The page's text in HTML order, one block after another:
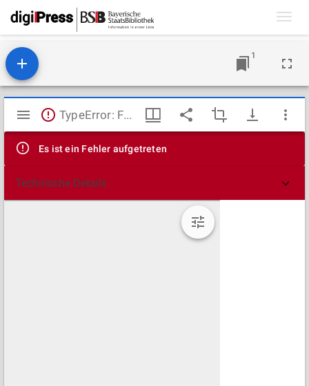
1
Mirador
Viewer
TypeError: Failed to fetch
Es ist ein Fehler aufgetreten
Technische Details